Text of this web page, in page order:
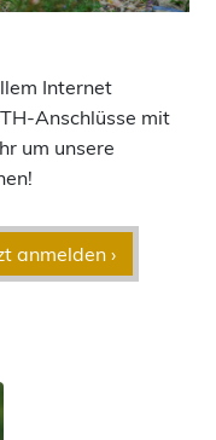
Internet
Anschlüsse mit
um unsere
anmelden ›